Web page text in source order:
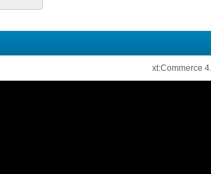
xt:Commerce